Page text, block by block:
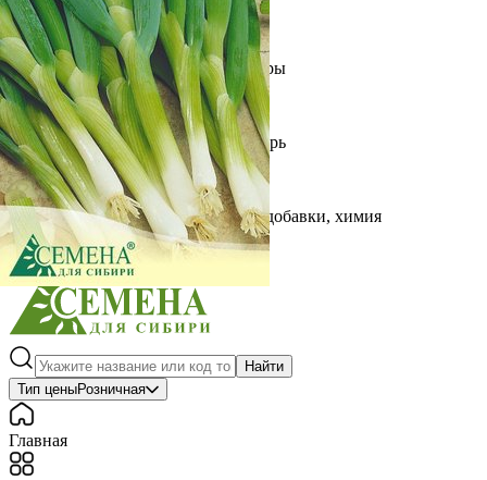
Газонные травы, сидераты
Горшки, рассадники, аксессуары
Посадочный материал
Садовый инструмент, инвентарь
Консервирование
Средства защиты, удобрения, добавки, химия
Обустройство сада, декор
Найти
Тип ценыРозничная
Главная